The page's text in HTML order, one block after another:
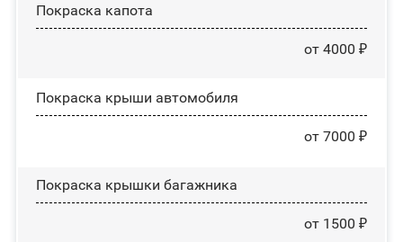
Покраска капота
от 4000 ₽
Покраска крыши автомобиля
от 7000 ₽
Покраска крышки багажника
от 1500 ₽